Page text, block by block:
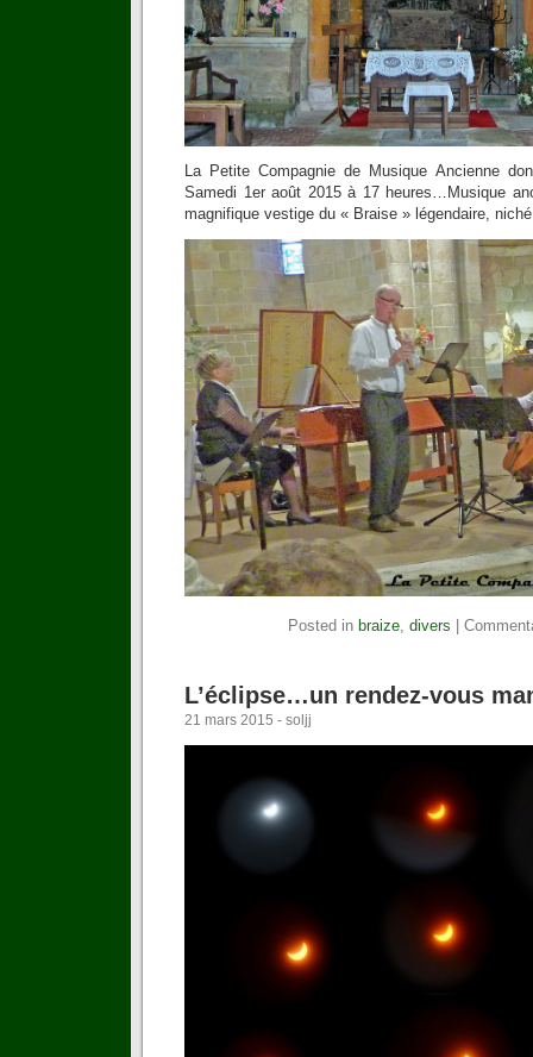
La Petite Compagnie de Musique Ancienne
Samedi 1er août 2015 à 17 heures…Musique
magnifique vestige du « Braise » légendaire,
Posted in braize, divers
L’éclipse…un rendez-vous
21 mars 2015 - soljj